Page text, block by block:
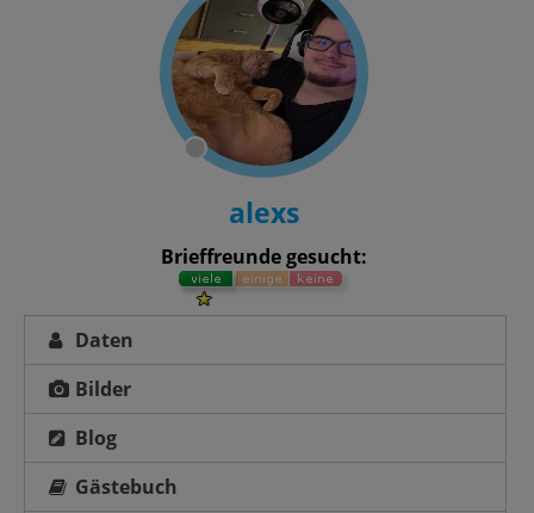
alexs
Brieffreunde gesucht:
Daten
Bilder
Blog
Gästebuch